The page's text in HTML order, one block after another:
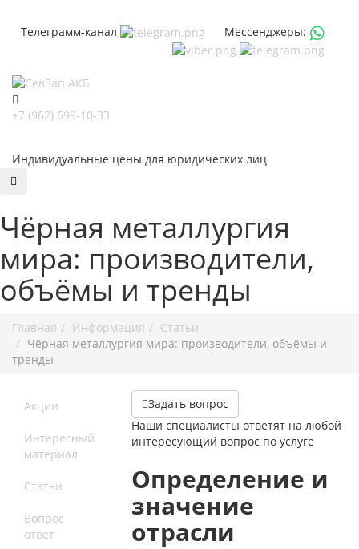
Телеграмм-канал Мессенджеры:
+7 (962) 699-10-33
Индивидуальные цены для юридических лиц
Чёрная металлургия
мира: производители,
объёмы и тренды
Главная Информация
Статьи
Чёрная металлургия мира: производители, объёмы и
тренды
Акции
Интересный
материал
Статьи
Вопрос
ответ
Задать вопрос
Наши специалисты ответят на любой
интересующий вопрос по услуге
Определение и
значение
отрасли